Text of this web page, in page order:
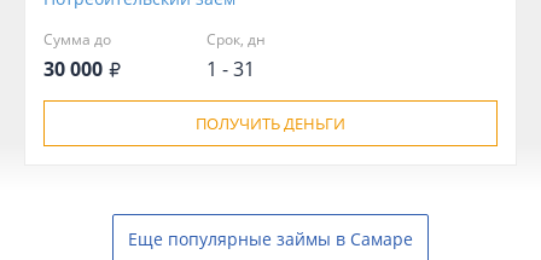
Сумма до
30 000
Срок, дн
1 - 31
ПОЛУЧИТЬ ДЕНЬГИ
Еще популярные займы в Самаре